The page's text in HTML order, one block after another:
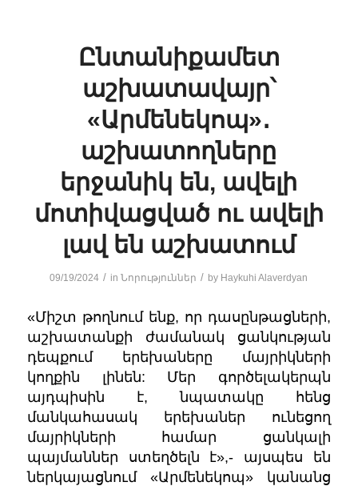
Ընտանիքամետ
աշխատավայր՝
«Արմենեկոպ»․
աշխատողները
երջանիկ են, ավելի
մոտիվացված ու ավելի
լավ են աշխատում
09/19/2024 / inՆորություններ / by Haykuhi Alaverdyan
«Միշտ թողնում ենք, որ դասընթացների,
աշխատանքի ժամանակ ցանկության
դեպքում երեխաները մայրիկների
կողքին լինեն: Մեր գործելակերպն
այդպիսին է, նպատակը հենց
մանկահասակ երեխաներ ունեցող
մայրիկների համար ցանկալի
պայմաններ ստեղծելն է»,- այսպես են
ներկայացնում «Արմենեկոպ» կանանց